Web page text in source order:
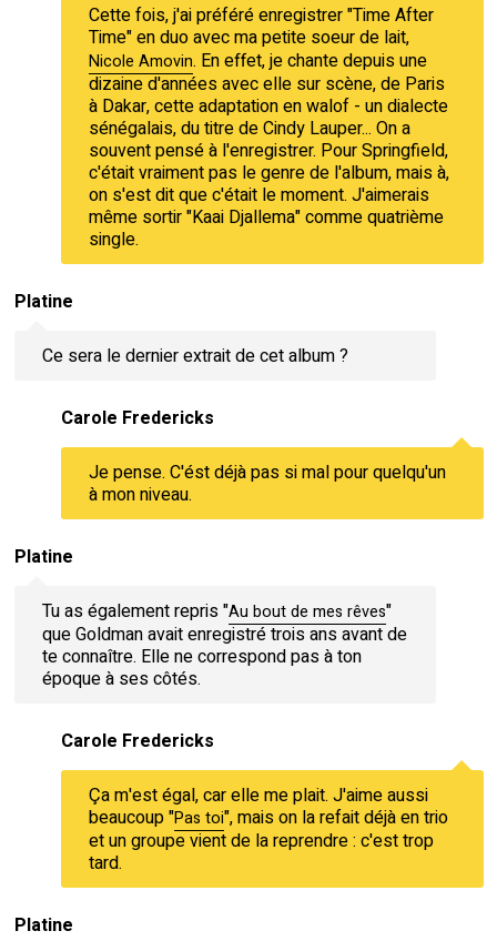
Cette fois, j'ai préféré enregistrer "Time After
Time" en duo avec ma petite soeur de lait,
Nicole Amovin. En effet, je chante depuis une
dizaine d'années avec elle sur scène, de Paris
à Dakar, cette adaptation en walof - un dialecte
sénégalais, du titre de Cindy Lauper... On a
souvent pensé à l'enregistrer. Pour Springfield,
c'était vraiment pas le genre de l'album, mais à,
on s'est dit que c'était le moment. J'aimerais
même sortir "Kaai Djallema" comme quatrième
single.
Platine
Ce sera le dernier extrait de cet album ?
Carole Fredericks
Je pense. C'ést déjà pas si mal pour quelqu'un
à mon niveau.
Platine
Tu as également repris "Au bout de mes rêves"
que Goldman avait enregistré trois ans avant de
te connaître. Elle ne correspond pas à ton
époque à ses côtés.
Carole Fredericks
Ça m'est égal, car elle me plait. J'aime aussi
beaucoup "Pas toi", mais on la refait déjà en trio
et un groupe vient de la reprendre : c'est trop
tard.
Platine